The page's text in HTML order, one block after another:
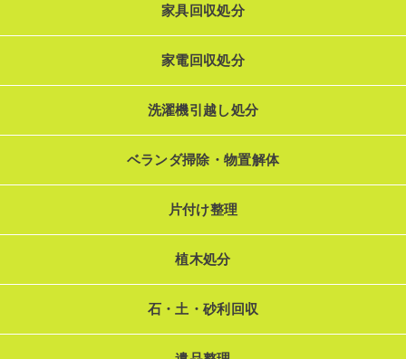
家具回収処分
家電回収処分
洗濯機引越し処分
ベランダ掃除・物置解体
片付け整理
植木処分
石・土・砂利回収